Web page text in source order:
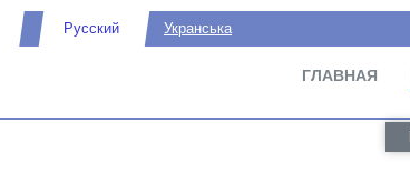
Русский Укранська
ГЛАВНАЯ